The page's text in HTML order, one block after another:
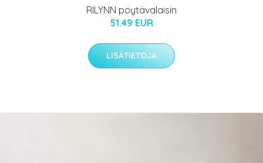
RILYNN pöytävalaisin
51.49 EUR
LISÄTIETOJA